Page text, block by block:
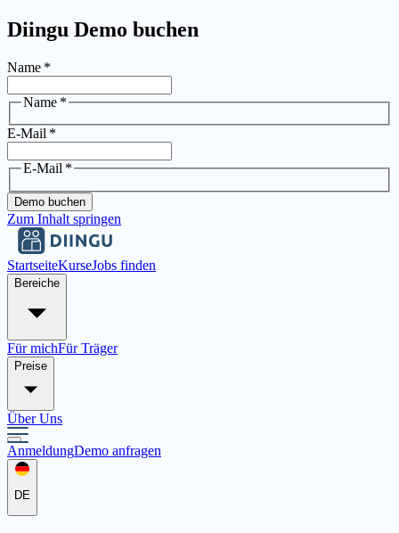
Diingu Demo buchen
Name *
Name *
E-Mail *
E-Mail *
Demo buchen
Zum Inhalt springen
StartseiteKurseJobs finden
Bereiche
Für michFür Träger
Preise
Über Uns
AnmeldungDemo anfragen
DE